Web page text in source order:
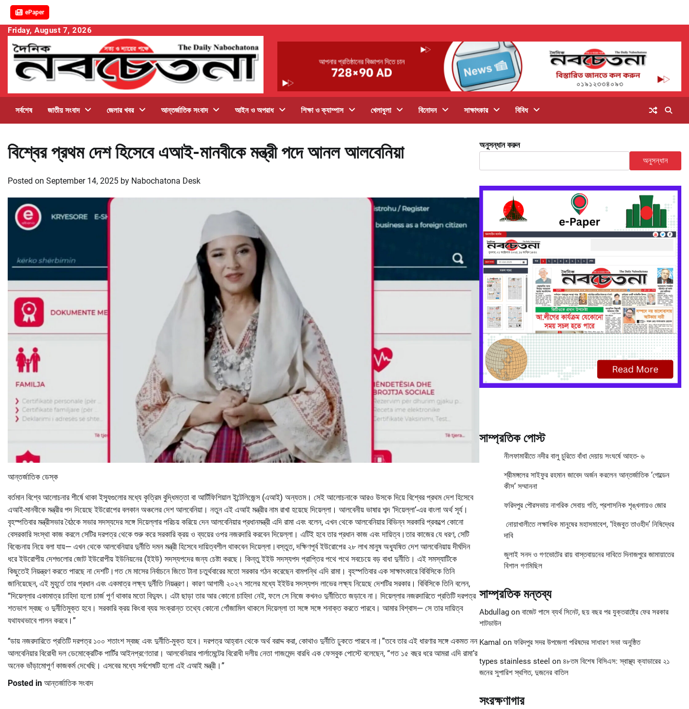
ePaper
Skip
content
Friday, August 7, 2026
সর্বশেষ জাতীয় সংবাদ জেলার খবর আন্তর্জাতিক সংবাদ আইন ও অপরাধ শিক্ষা ও ক্যাম্পাস খেলাধুলা বিনোদন সাক্ষাৎকার বিবিধ
বিশ্বের প্রথম দেশ হিসেবে এআই-মানবীকে মন্ত্রী পদে আনল আলবেনিয়া
Posted on September 14, 2025 by Nabochatona Desk
আন্তর্জাতিক ডেস্ক
বর্তমান বিশ্বে আলোচনার শীর্ষে থাকা ইস্যুগুলোর মধ্যে কৃত্রিম বুদ্ধিমত্তা বা আর্টিফিশিয়াল ইন্টেলিজেন্স (এআই) অন্যতম। সেই আলোচনাকে আরও উসকে দিয়ে বিশ্বের প্রথম দেশ হিসেবে
এআই-মানবীকে মন্ত্রীর পদ দিয়েছে ইউরোপের বলকান অঞ্চলের দেশ আলবেনিয়া। নতুন এই এআই মন্ত্রীর নাম রাখা হয়েছে দিয়েল্লা। আলবেনীয় ভাষার শব্দ ‘দিয়েল্লা’-এর বাংলা অর্থ সূর্য।
বৃহস্পতিবার মন্ত্রীসভার বৈঠকে সভার সদস্যদের সঙ্গে দিয়েল্লার পরিচয় করিয়ে দেন আলবেনিয়ার প্রধানমন্ত্রী এদি রামা এবং বলেন, এখন থেকে আলবেনিয়ার বিভিন্ন সরকারি প্রকল্পে কোনো
বেসরকারি সংস্থা কাজ করলে সেটির দরপত্র থেকে শুরু করে সরকারি ক্রয় ও ব্যয়ের ওপর নজরদারি করবেন দিয়েল্লা। এটিই হবে তার প্রধান কাজ এবং দায়িত্ব।তার কাজের যে ধরণ, সেটি
বিবেচনায় নিয়ে বলা যায়— এখন থেকে আলবেনিয়ার দুর্নীতি দমন মন্ত্রী হিসেবে দায়িত্বশীল থাকবেন দিয়েল্লা।বস্তুত, দক্ষিণপূর্ব ইউরোপের ২৮ লাখ মানুষ অধ্যুষিত দেশ আলবেনিয়ায় দীর্ঘদিন
ধরে ইউরোপীয় দেশগুলোর জোট ইউরোপীয় ইউনিয়নের (ইইউ) সদস্যপদের জন্য চেষ্টা করছে। কিন্তু ইইউ সদস্যপদ প্রাপ্তির পথে পথে সবচেয়ে বড় বাধা দুর্নীতি। এই সমস্যাটিকে
কিছুতেই নিয়ন্ত্রণ করতে পারছে না দেশটি।গত মে মাসের নির্বাচনে জিতে টানা চতুর্থবারের মতো সরকার গঠন করেছেন বামপন্থি এদি রামা। বৃহস্পতিবার এক সাক্ষাৎকারে বিবিসিকে তিনি
জানিয়েছেন, এই মুহূর্তে তার প্রধান এবং একমাত্র লক্ষ্য দুর্নীতি নিয়ন্ত্রণ। কারণ আগামী ২০২৭ সালের মধ্যে ইইউর সদস্যপদ লাভের লক্ষ্য নিয়েছে দেশটির সরকার। বিবিসিকে তিনি বলেন,
“দিয়েল্লার একামাত্র চাহিদা হলো চার্জ পূর্ণ থাকার মতো বিদ্যুৎ। এটা ছাড়া তার আর কোনো চাহিদা নেই, ফলে সে নিজে কখনও দুর্নীতিতে জড়াবে না। দিয়েল্লার নজরদারিতে প্রতিটি দরপত্র
শতভাগ স্বচ্ছ ও দুর্নীতিমুক্ত হবে। সরকারি ক্রয় কিংবা ব্যয় সংক্রান্ত তথ্যে কোনো গোঁজামিল থাকলে দিয়েল্লা তা সঙ্গে সঙ্গে শনাক্ত করতে পারবে। আমার বিশ্বাস— সে তার দায়িত্ব
যথাযথভাবে পালন করবে।”
‘‘ডায় নজরদারিতে প্রতিটি দরপত্র ১০০ শতাংশ স্বচ্ছ এবং দুর্নীতি-মুক্ত হবে। দরপত্র আহ্বান থেকে অর্থ বরাদ্দ করা, কোথাও দুর্নীতি ঢুকতে পারবে না।”তবে তার এই ধারণার সঙ্গে একমত নন
আলবেনিয়ার বিরোধী দল ডেমোক্রেটিক পার্টির আইনপ্রণেতারা। আলবেনিয়ার পার্লামেন্টের বিরোধী দলীয় নেতা গাজমেন্দ বারধি এক ফেসবুক পোস্টে বলেছেন, “গত ১৫ বছর ধরে আমরা এদি রামা’র
অনেক ভাঁড়ামোপূর্ণ কাজকর্ম দেখেছি। এসবের মধ্যে সর্বশেষটি হলো এই এআই মন্ত্রী।”
Posted in আন্তর্জাতিক সংবাদ
অনুসন্ধান করুন
অনুসন্ধান
সাম্প্রতিক পোস্ট
নীলফামারীতে নদীর বালু চুরিতে বাঁধা দেয়ায় সংঘর্ষে আহত- ৬
শ্রীমঙ্গলের সাইফুর রহমান জাবেদ অর্জন করলেন আন্তর্জাতিক ‘গোল্ডেন
কীস’ সম্মাননা
ফরিদপুর পৌরসভায় নাগরিক সেবায় গতি, প্রশাসনিক শৃঙ্খলায়ও জোর
নোয়াখালীতে লক্ষাধিক মানুষের মহাসমাবেশ, ‘হিজবুত তাওহীদ’ নিষিদ্ধের
দাবি
জুলাই সনদ ও গণভোটের রায় বাস্তবায়নের দাবিতে দিনাজপুরে জামায়াতের
বিশাল গণমিছিল
সাম্প্রতিক মন্তব্য
Abdullagon বাজেট পাসে ব্যর্থ সিনেট, ছয় বছর পর যুক্তরাষ্ট্রে ফের সরকার
শাটডাউন
Kamal on ফরিদপুর সদর উপজেলা পরিষদের সাধারণ সভা অনুষ্ঠিত
types stainless steel on ৪৮তম বিশেষ বিসিএস: স্বাস্থ্য ক্যাডারের ২১
জনের সুপারিশ স্থগিত, দুজনের বাতিল
সংরক্ষণাগার